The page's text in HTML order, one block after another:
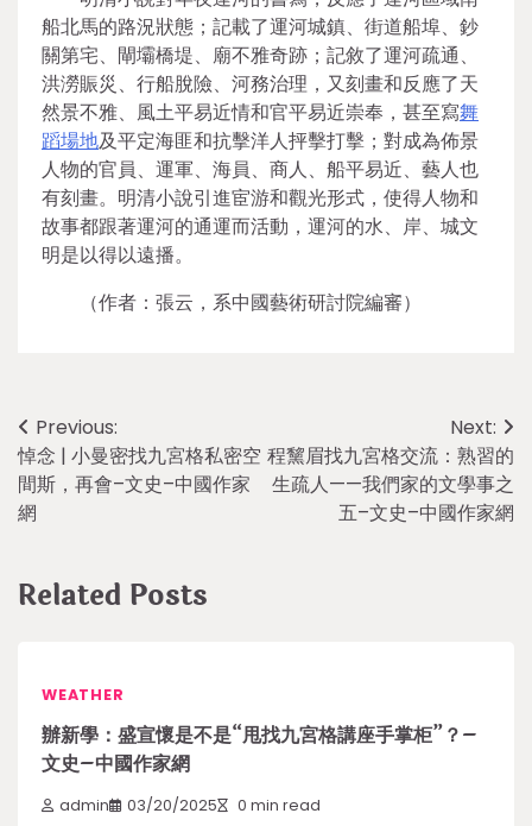
船北馬的路況狀態；記載了運河城鎮、街道船埠、鈔
關第宅、閘壩橋堤、廟不雅奇跡；記敘了運河疏通、
洪澇賑災、行船脫險、河務治理，又刻畫和反應了天
然景不雅、風土平易近情和官平易近崇奉，甚至寫舞
蹈場地及平定海匪和抗擊洋人抨擊打擊；對成為佈景
人物的官員、運軍、海員、商人、船平易近、藝人也
有刻畫。明清小說引進宦游和觀光形式，使得人物和
故事都跟著運河的通運而活動，運河的水、岸、城文
明是以得以遠播。
（作者：張云，系中國藝術研討院編審）
Post
navigation
Previous:
悼念 | 小曼密找九宮格私密空
間斯，再會–文史–中國作家
網
Next:
程黧眉找九宮格交流：熟習的
生疏人——我們家的文學事之
五–文史–中國作家網
Related Posts
WEATHER
辦新學：盛宣懷是不是“甩找九宮格講座手掌柜”？–
文史–中國作家網
admin 03/20/2025 0 min read